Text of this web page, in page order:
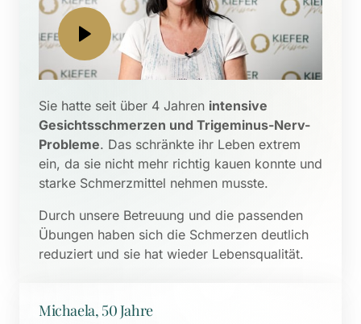
Sie hatte seit über 4 Jahren intensive
Gesichtsschmerzen und Trigeminus-Nerv-
Probleme. Das schränkte ihr Leben extrem
ein, da sie nicht mehr richtig kauen konnte und
starke Schmerzmittel nehmen musste.
Durch unsere Betreuung und die passenden
Übungen haben sich die Schmerzen deutlich
reduziert und sie hat wieder Lebensqualität.
Michaela, 50 Jahre